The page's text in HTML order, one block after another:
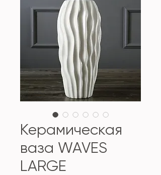
Керамическая
ваза WAVES
LARGE